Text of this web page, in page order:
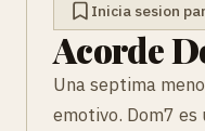
Inicia sesion
Acorde
Una septima
emotivo. Dom7